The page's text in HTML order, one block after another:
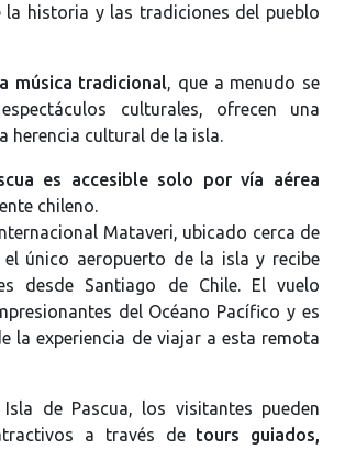
la historia y las tradiciones del pueblo
música tradicional, que a menudo se
culturales, ofrecen una
herencia cultural de la isla.
es accesible solo por vía aérea
chileno.
Mataveri, ubicado cerca de
el único aeropuerto de la isla y recibe
desde Santiago de Chile. El vuelo
del Océano Pacífico y es
la experiencia de viajar a esta remota
de Pascua, los visitantes pueden
a través de tours guiados,